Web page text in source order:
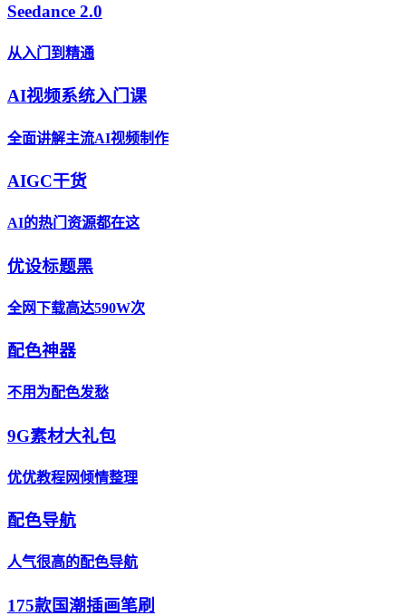
Seedance 2.0
从入门到精通
AI视频系统入门课
全面讲解主流AI视频制作
AIGC干货
AI的热门资源都在这
优设标题黑
全网下载高达590W次
配色神器
不用为配色发愁
9G素材大礼包
优优教程网倾情整理
配色导航
人气很高的配色导航
175款国潮插画笔刷